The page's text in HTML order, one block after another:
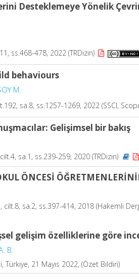
Desteklemeye Yönelik
ss.468-478, 2022 (TRDizin)
behaviours
M.
sa.8, ss.1257-1269, 2022 (SSCI,
Gelişimsel bir bakış
sa.1, ss.239-259, 2020 (TRDizin)
ÖNCESİ
, cilt.8, sa.2, ss.397-414, 2018 (Hakemli
gelişim özelliklerine göre
B.
Türkiye, 21 Mayıs 2022, (Özet Bildiri)